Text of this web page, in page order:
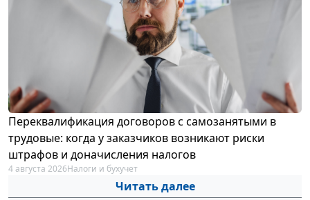
Переквалификация договоров с самозанятыми в
трудовые: когда у заказчиков возникают риски
штрафов и доначисления налогов
4 августа 2026Налоги и бухучет
Читать далее